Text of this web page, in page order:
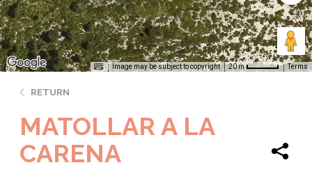
Image may be subject to copyright 20 m Terms
RETURN
MATOLLAR A LA
CARENA